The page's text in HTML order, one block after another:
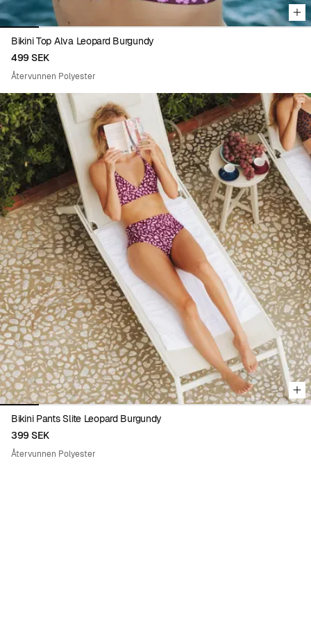
Bikini Top Alva Leopard Burgundy
499 SEK
Återvunnen Polyester
Viewing image 1 of 8
Bikini Pants Slite Leopard Burgundy
399 SEK
Återvunnen Polyester